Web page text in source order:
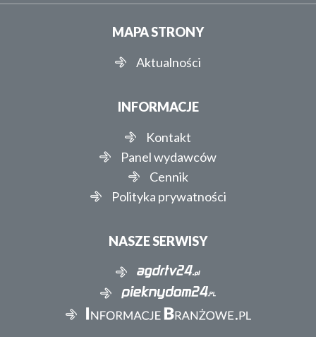
MAPA STRONY
Aktualności
INFORMACJE
Kontakt
Panel wydawców
Cennik
Polityka prywatności
NASZE SERWISY